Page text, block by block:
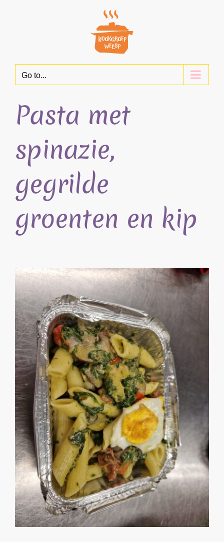
Go to...
Pasta met
spinazie,
gegrilde
groenten en kip